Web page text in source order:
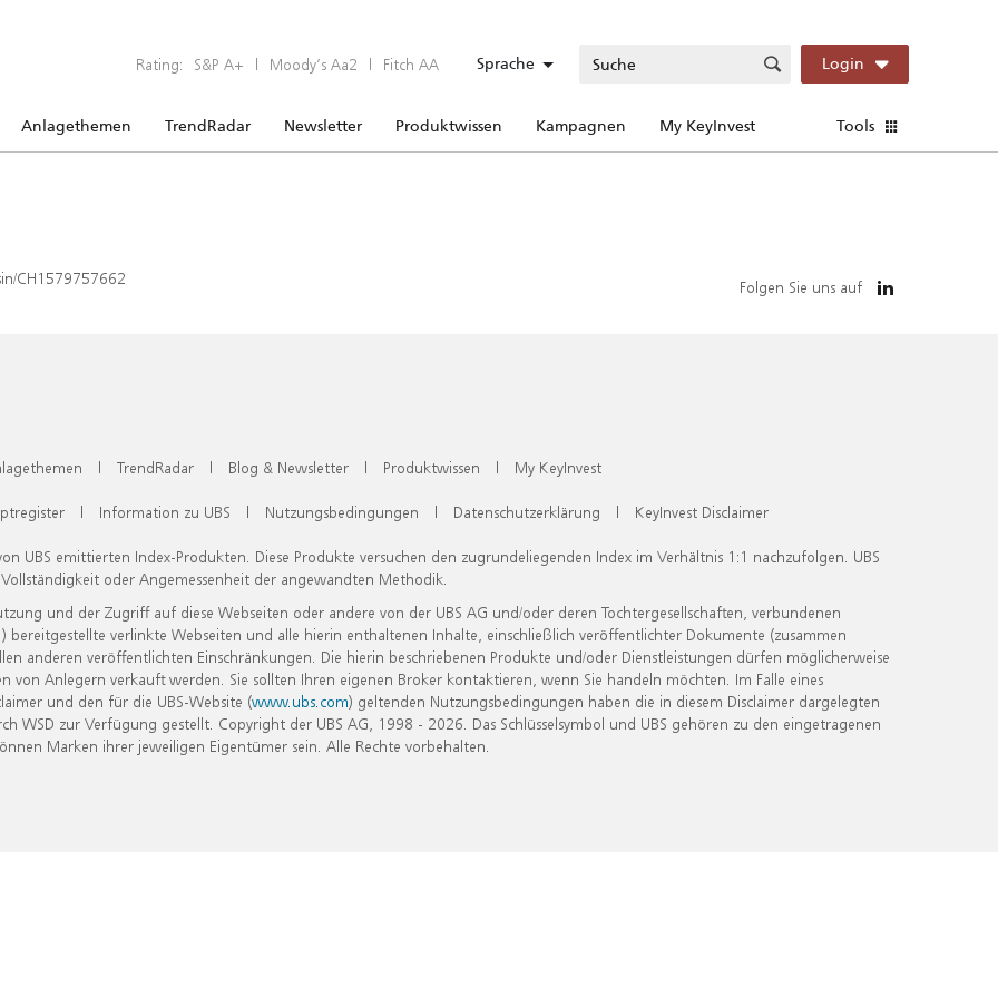
Rating: S&P A+ | Moody’s Aa2 | Fitch AA Sprache Login
Anlagethemen TrendRadar Newsletter Produktwissen Kampagnen My KeyInvest Tools
CH1579757662 Folgen Sie uns auf
| TrendRadar | Blog & Newsletter | Produktwissen | My KeyInvest
| Information zu UBS | Nutzungsbedingungen | Datenschutzerklärung | KeyInvest Disclaimer
UBS emittierten Index-Produkten. Diese Produkte versuchen den zugrundeliegenden Index im Verhältnis 1:1 nachzufolgen. UBS
oder Angemessenheit der angewandten Methodik.
und der Zugriff auf diese Webseiten oder andere von der UBS AG und/oder deren Tochtergesellschaften, verbundenen
verlinkte Webseiten und alle hierin enthaltenen Inhalte, einschließlich veröffentlichter Dokumente (zusammen
anderen veröffentlichten Einschränkungen. Die hierin beschriebenen Produkte und/oder Dienstleistungen dürfen möglicherweise
Anlegern verkauft werden. Sie sollten Ihren eigenen Broker kontaktieren, wenn Sie handeln möchten. Im Falle eines
und den für die UBS-Website (www.ubs.com) geltenden Nutzungsbedingungen haben die in diesem Disclaimer dargelegten
zur Verfügung gestellt. Copyright der UBS AG, 1998 - 2026. Das Schlüsselsymbol und UBS gehören zu den eingetragenen
Marken ihrer jeweiligen Eigentümer sein. Alle Rechte vorbehalten.